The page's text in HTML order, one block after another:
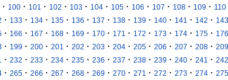
· 100 · 101 · 102 · 103 · 104 · 105 · 106 · 107 · 108 · 109 · 110
· 133 · 134 · 135 · 136 · 137 · 138 · 139 · 140 · 141 · 142 · 143
· 166 · 167 · 168 · 169 · 170 · 171 · 172 · 173 · 174 · 175 · 176
· 199 · 200 · 201 · 202 · 203 · 204 · 205 · 206 · 207 · 208 · 209
· 232 · 233 · 234 · 235 · 236 · 237 · 238 · 239 · 240 · 241 · 242
· 265 · 266 · 267 · 268 · 269 · 270 · 271 · 272 · 273 · 274 · 275